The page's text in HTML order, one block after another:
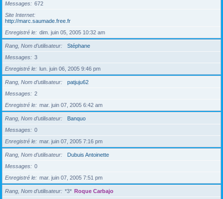
Messages
672
Site Internet
http://marc.saumade.free.fr
Enregistré le
dim. juin 05, 2005 10:32 am
Rang, Nom d’utilisateur
Stéphane
Messages
3
Enregistré le
lun. juin 06, 2005 9:46 pm
Rang, Nom d’utilisateur
patjuju62
Messages
2
Enregistré le
mar. juin 07, 2005 6:42 am
Rang, Nom d’utilisateur
Banquo
Messages
0
Enregistré le
mar. juin 07, 2005 7:16 pm
Rang, Nom d’utilisateur
Dubuis Antoinette
Messages
0
Enregistré le
mar. juin 07, 2005 7:51 pm
Rang, Nom d’utilisateur *3* Roque Carbajo